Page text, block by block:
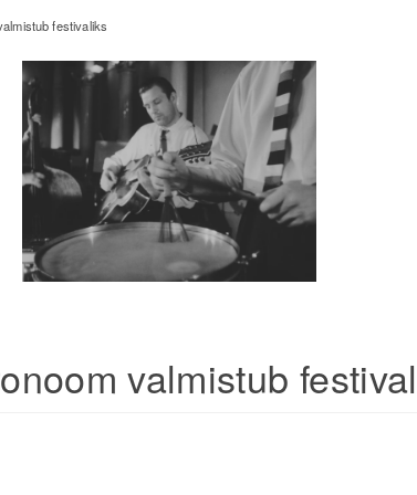
festivaliks
valmistub